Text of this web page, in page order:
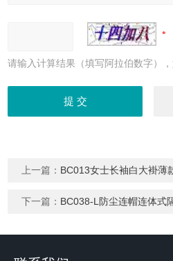
请输入计算结果（填写阿拉伯数字）
上一篇： BC013女士长袖白大褂薄
下一篇： BC038-L防尘连帽连体式